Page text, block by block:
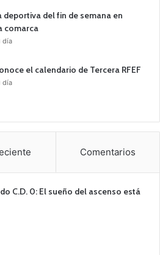
deportiva del fin de semana en
comarca
día
el calendario de Tercera RFEF
día
Comentarios
C.D. 0: El sueño del ascenso está